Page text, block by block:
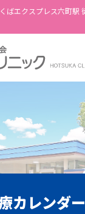
ばエクスプレス六町駅
カレンダー